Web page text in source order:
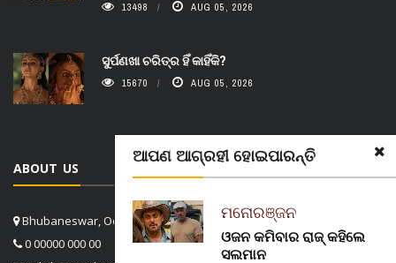
ଆପଣ ଆଗ୍ରହୀ ହୋଇପାରନ୍ତି
ମନୋରଞ୍ଜନ
ଓଜନ କମିବାର ରାଜ୍ କହିଲେ
ସଲମାନ
13498 AUG 05, 2026
ସୁର୍ପଣଖା ଚରିତ୍ର ହିଁ କାହିଁକି?
15670 AUG 05, 2026
ABOUT US
Bhubaneswar, Odisha, India
0 00000 000 00